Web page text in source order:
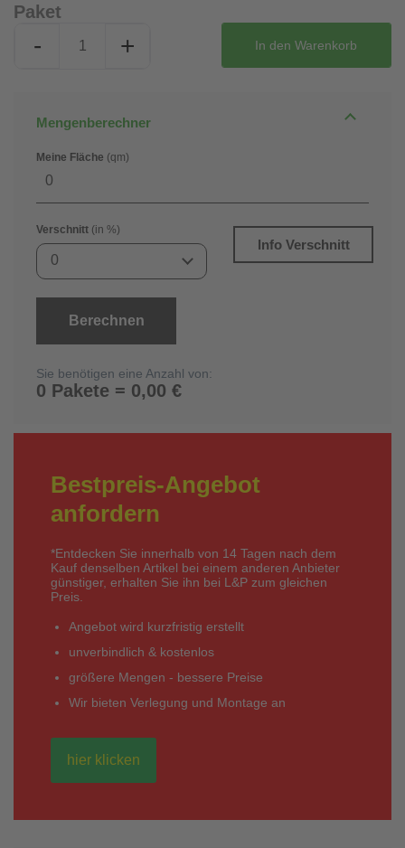
Paket
- + In den Warenkorb
Mengenberechner
Meine Fläche (qm)
Verschnitt (in %)
0
Info Verschnitt
Berechnen
Sie benötigen eine Anzahl von:
0 Pakete = 0,00 €
Bestpreis-Angebot
anfordern
*Entdecken Sie innerhalb von 14 Tagen nach dem
Kauf denselben Artikel bei einem anderen Anbieter
günstiger, erhalten Sie ihn bei L&P zum gleichen
Preis.
Angebot wird kurzfristig erstellt
unverbindlich & kostenlos
größere Mengen - bessere Preise
Wir bieten Verlegung und Montage an
hier klicken